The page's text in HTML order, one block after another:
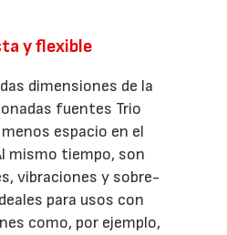
y flexible
dimensiones de la
fuentes Trio
espacio en el
mismo tiempo, son
vibraciones y sobre-
para usos con
como, por ejemplo,